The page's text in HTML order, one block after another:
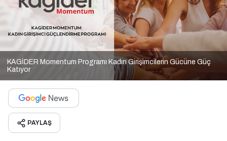
KAGİDER Momentum Programı Kadın Girişimcilerin Gücüne Güç
Katıyor
PAYLAŞ